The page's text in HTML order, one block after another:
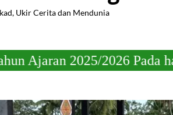
Ukir Cerita dan Mendunia
2026 Pada hari